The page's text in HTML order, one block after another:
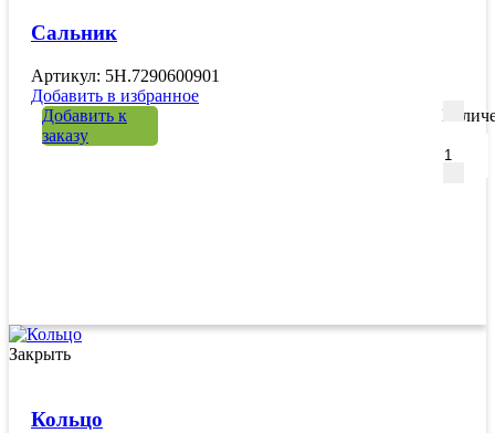
Сальник
Артикул: 5H.7290600901
Добавить в избранное
Добавить к
заказу
Закрыть
Кольцо